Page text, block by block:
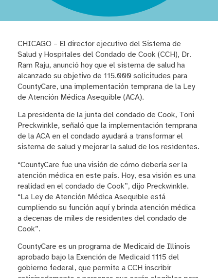
CHICAGO – El director ejecutivo del Sistema de
Salud y Hospitales del Condado de Cook (CCH), Dr.
Ram Raju, anunció hoy que el sistema de salud ha
alcanzado su objetivo de 115.000 solicitudes para
CountyCare, una implementación temprana de la Ley
de Atención Médica Asequible (ACA).
La presidenta de la junta del condado de Cook, Toni
Preckwinkle, señaló que la implementación temprana
de la ACA en el condado ayudará a transformar el
sistema de salud y mejorar la salud de los residentes.
“CountyCare fue una visión de cómo debería ser la
atención médica en este país. Hoy, esa visión es una
realidad en el condado de Cook”, dijo Preckwinkle.
“La Ley de Atención Médica Asequible está
cumpliendo su función aquí y brinda atención médica
a decenas de miles de residentes del condado de
Cook”.
CountyCare es un programa de Medicaid de Illinois
aprobado bajo la Exención de Medicaid 1115 del
gobierno federal, que permite a CCH inscribir